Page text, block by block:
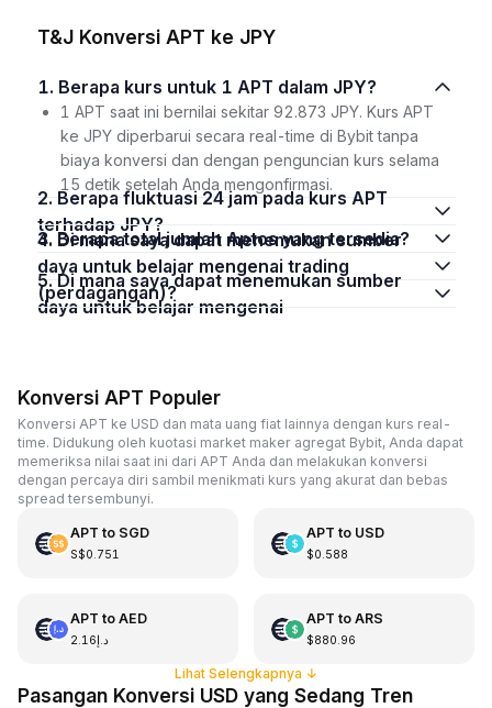
T&J Konversi APT ke JPY
1. Berapa kurs untuk 1 APT dalam JPY?
1 APT saat ini bernilai sekitar 92.873 JPY. Kurs APT
ke JPY diperbarui secara real-time di Bybit tanpa
biaya konversi dan dengan penguncian kurs selama
15 detik setelah Anda mengonfirmasi.
2. Berapa fluktuasi 24 jam pada kurs APT
terhadap JPY?
3. Berapa total jumlah Aptos yang tersedia?
4. Di mana saya dapat menemukan sumber
daya untuk belajar mengenai trading
(perdagangan)?
5. Di mana saya dapat menemukan sumber
daya untuk belajar mengenai
Konversi APT Populer
Konversi APT ke USD dan mata uang fiat lainnya dengan kurs real-
time. Didukung oleh kuotasi market maker agregat Bybit, Anda dapat
memeriksa nilai saat ini dari APT Anda dan melakukan konversi
dengan percaya diri sambil menikmati kurs yang akurat dan bebas
spread tersembunyi.
APT to SGD
S$0.751
APT to USD
$0.588
APT to AED
د.إ2.16
APT to ARS
$880.96
Lihat Selengkapnya ↓
Pasangan Konversi USD yang Sedang Tren